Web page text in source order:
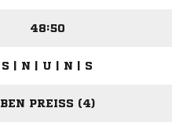
48:50
S | N | U | N | S
BEN PREISS (4)